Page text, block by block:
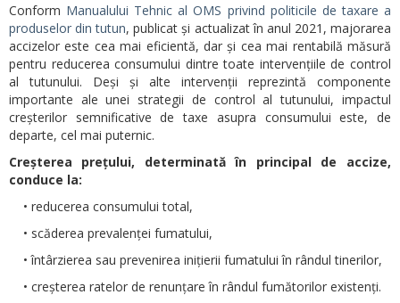
Conform Manualului Tehnic al OMS privind politicile de taxare a
produselor din tutun, publicat și actualizat în anul 2021, majorarea
accizelor este cea mai eficientă, dar și cea mai rentabilă măsură
pentru reducerea consumului dintre toate intervențiile de control
al tutunului. Deși și alte intervenții reprezintă componente
importante ale unei strategii de control al tutunului, impactul
creșterilor semnificative de taxe asupra consumului este, de
departe, cel mai puternic.
Creșterea prețului, determinată în principal de accize,
conduce la:
• reducerea consumului total,
• scăderea prevalenței fumatului,
• întârzierea sau prevenirea inițierii fumatului în rândul tinerilor,
• creșterea ratelor de renunțare în rândul fumătorilor existenți.